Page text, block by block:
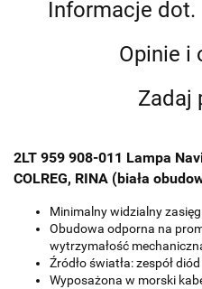
Informacje dot.
Opinie i
Zadaj
2LT 959 908-011 Lampa
COLREG, RINA (biała
Minimalny widzialny
Obudowa odporna na
wytrzymałość
Źródło światła: zespół diód
Wyposażona w morski